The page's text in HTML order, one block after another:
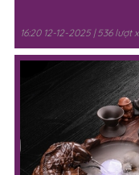
16:20 12-12-2025 | 536 lượt